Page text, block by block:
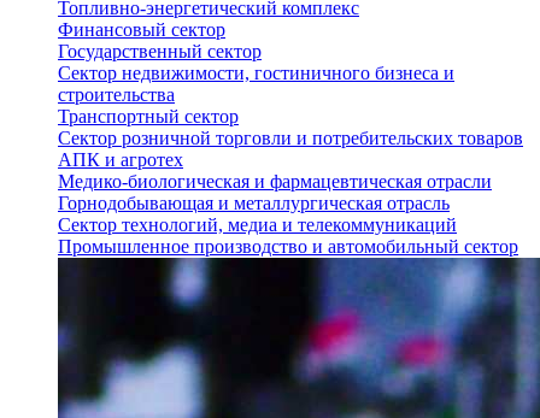
Топливно-энергетический комплекс
Финансовый сектор
Государственный сектор
Сектор недвижимости, гостиничного бизнеса и
строительства
Транспортный сектор
Сектор розничной торговли и потребительских товаров
АПК и агротех
Медико-биологическая и фармацевтическая отрасли
Горнодобывающая и металлургическая отрасль
Сектор технологий, медиа и телекоммуникаций
Промышленное производство и автомобильный сектор